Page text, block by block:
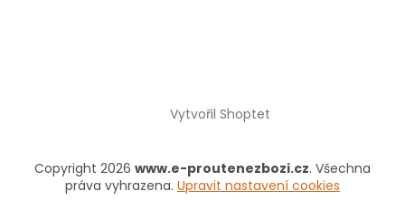
Vytvořil Shoptet
Copyright 2026 www.e-proutenezbozi.cz. Všechna
práva vyhrazena. Upravit nastavení cookies